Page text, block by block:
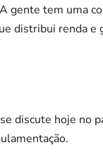
gente tem uma
distribui renda e
discute hoje no